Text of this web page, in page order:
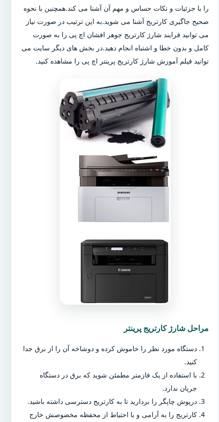
را با جزئیات و نکات حساس و مهم آن آشنا می کند.همچنین با نحوه
صحیح جاگیری کارتریج آشنا می شوید.به این ترتیب در صورت نیاز
می توانید فرایند شارژ کارتریج جوهر افشان اچ پی را به صورت
کامل و بدون خطا و اشتباه انجام دهید.در بخش های دیگر سایت می
توانید فیلم آموزش شارژ کارتریج پرینتر اچ پی را مشاهده کنید.
مراحل شارژ کارتریج پرینتر
دستگاه مورد نظر را خاموش کرده و دوشاخه آن را از برق جدا
کنید.
با استفاده از یک فازمتر مطمئن شوید که برق در دستگاه
جریان ندارد.
درپوش چاپگر را بردارید تا به کارتریج دسترسی داشته باشید.
کارتریج را به آرامی و با احتیاط از محفظه مخصوصش خارج